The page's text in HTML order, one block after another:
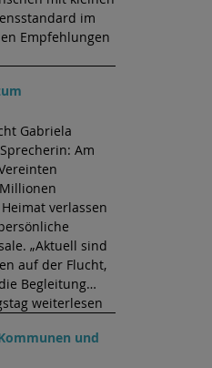
im
Empfehlungen
Gabriela
Am
verlassen
„Aktuell sind
auf der Flucht,
Begleitung…
weiterlesen
und